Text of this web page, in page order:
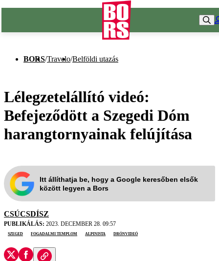
BORS/Travelo/Belföldi utazás
Lélegzetelállító videó:
Befejeződött a Szegedi Dóm
harangtornyainak felújítása
Itt állíthatja be, hogy a Google keresőben elsők
között legyen a Bors
CSÚCSDÍSZ
PUBLIKÁLÁS: 2023. DECEMBER 28. 09:57
Szeged
Fogadalmi Templom alpinista drónvideó